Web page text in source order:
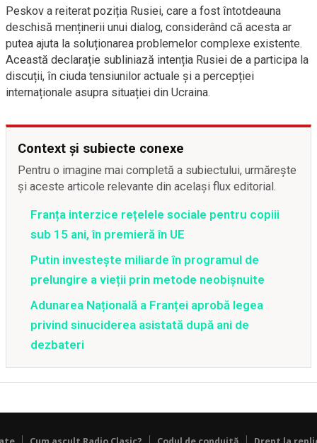
Peskov a reiterat poziția Rusiei, care a fost întotdeauna
deschisă menținerii unui dialog, considerând că acesta ar
putea ajuta la soluționarea problemelor complexe existente.
Această declarație subliniază intenția Rusiei de a participa la
discuții, în ciuda tensiunilor actuale și a percepției
internaționale asupra situației din Ucraina.
Context și subiecte conexe
Pentru o imagine mai completă a subiectului, urmărește
și aceste articole relevante din același flux editorial.
Franța interzice rețelele sociale pentru copiii
sub 15 ani, în premieră în UE
Putin investește miliarde în programul de
prelungire a vieții prin metode neobișnuite
Adunarea Națională a Franței aprobă legea
privind sinuciderea asistată după ani de
dezbateri